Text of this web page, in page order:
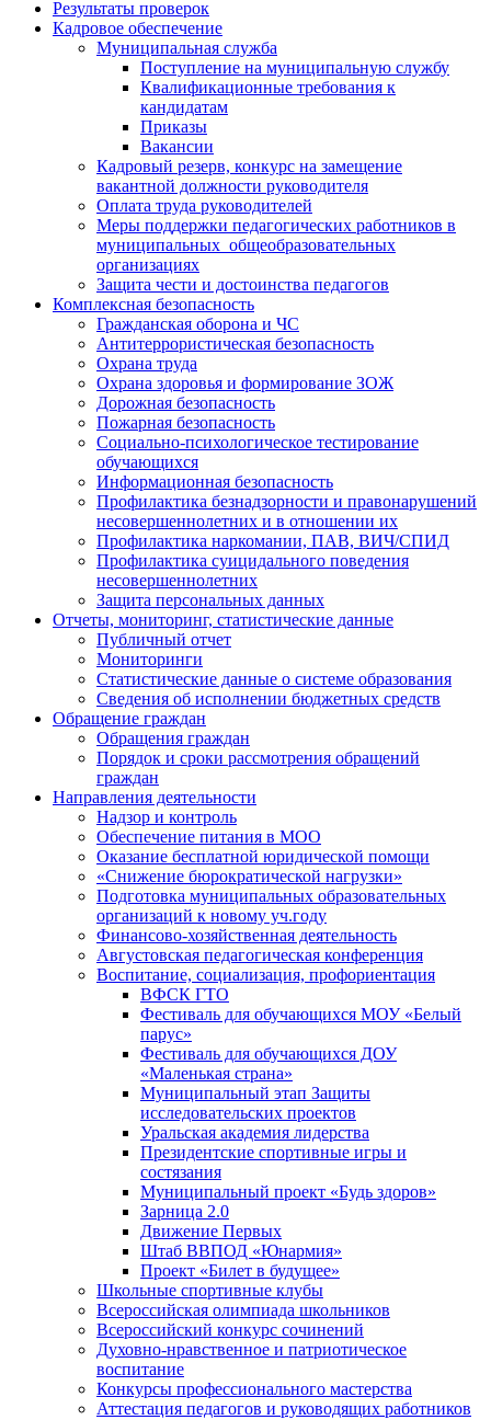
Результаты проверок
Кадровое обеспечение
Муниципальная служба
Поступление на муниципальную службу
Квалификационные требования к
кандидатам
Приказы
Вакансии
Кадровый резерв, конкурс на замещение
вакантной должности руководителя
Оплата труда руководителей
Меры поддержки педагогических работников в
муниципальных общеобразовательных
организациях
Защита чести и достоинства педагогов
Комплексная безопасность
Гражданская оборона и ЧС
Антитеррористическая безопасность
Охрана труда
Охрана здоровья и формирование ЗОЖ
Дорожная безопасность
Пожарная безопасность
Социально-психологическое тестирование
обучающихся
Информационная безопасность
Профилактика безнадзорности и правонарушений
несовершеннолетних и в отношении их
Профилактика наркомании, ПАВ, ВИЧ/СПИД
Профилактика суицидального поведения
несовершеннолетних
Защита персональных данных
Отчеты, мониторинг, статистические данные
Публичный отчет
Мониторинги
Статистические данные о системе образования
Сведения об исполнении бюджетных средств
Обращение граждан
Обращения граждан
Порядок и сроки рассмотрения обращений
граждан
Направления деятельности
Надзор и контроль
Обеспечение питания в МОО
Оказание бесплатной юридической помощи
«Снижение бюрократической нагрузки»
Подготовка муниципальных образовательных
организаций к новому уч.году
Финансово-хозяйственная деятельность
Августовская педагогическая конференция
Воспитание, социализация, профориентация
ВФСК ГТО
Фестиваль для обучающихся МОУ «Белый
парус»
Фестиваль для обучающихся ДОУ
«Маленькая страна»
Муниципальный этап Защиты
исследовательских проектов
Уральская академия лидерства
Президентские спортивные игры и
состязания
Муниципальный проект «Будь здоров»
Зарница 2.0
Движение Первых
Штаб ВВПОД «Юнармия»
Проект «Билет в будущее»
Школьные спортивные клубы
Всероссийская олимпиада школьников
Всероссийский конкурс сочинений
Духовно-нравственное и патриотическое
воспитание
Конкурсы профессионального мастерства
Аттестация педагогов и руководящих работников